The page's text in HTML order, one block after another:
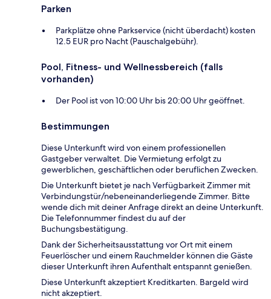
Parken
Parkplätze ohne Parkservice (nicht überdacht) kosten
12.5 EUR pro Nacht (Pauschalgebühr).
Pool, Fitness- und Wellnessbereich (falls
vorhanden)
Der Pool ist von 10:00 Uhr bis 20:00 Uhr geöffnet.
Bestimmungen
Diese Unterkunft wird von einem professionellen
Gastgeber verwaltet. Die Vermietung erfolgt zu
gewerblichen, geschäftlichen oder beruflichen Zwecken.
Die Unterkunft bietet je nach Verfügbarkeit Zimmer mit
Verbindungstür/nebeneinanderliegende Zimmer. Bitte
wende dich mit deiner Anfrage direkt an deine Unterkunft.
Die Telefonnummer findest du auf der
Buchungsbestätigung.
Dank der Sicherheitsausstattung vor Ort mit einem
Feuerlöscher und einem Rauchmelder können die Gäste
dieser Unterkunft ihren Aufenthalt entspannt genießen.
Diese Unterkunft akzeptiert Kreditkarten. Bargeld wird
nicht akzeptiert.